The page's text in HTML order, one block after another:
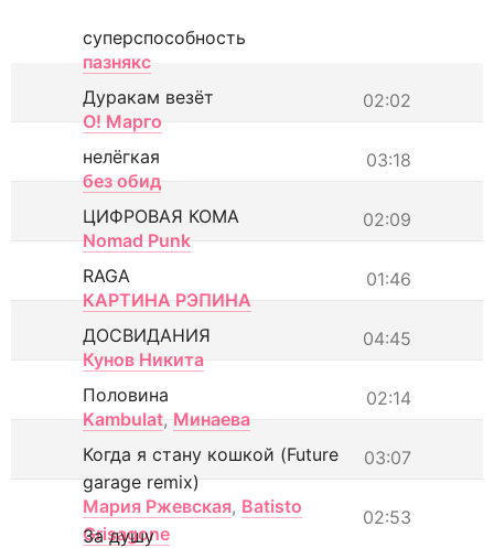
суперспособность
пазнякс
02:02
Дуракам везёт
О! Марго
03:18
нелёгкая
без обид
02:09
ЦИФРОВАЯ КОМА
Nomad Punk
01:46
RAGA
КАРТИНА РЭПИНА
04:45
ДОСВИДАНИЯ
Кунов Никита
02:14
Половина
Kambulat, Минаева
03:07
Когда я стану кошкой (Future
garage remix)
Мария Ржевская, Batisto
Grisagone
02:53
За душу